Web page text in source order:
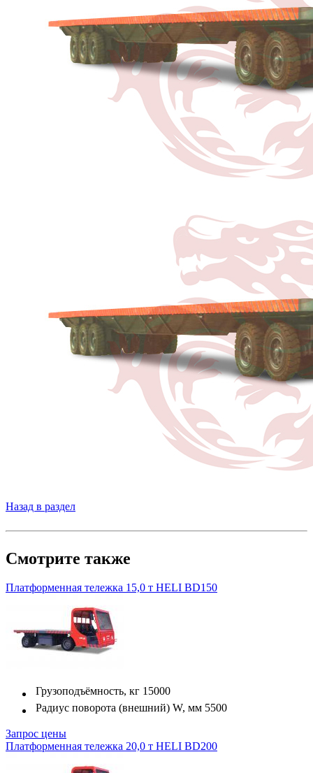
Назад в раздел
Смотрите также
Платформенная тележка 15,0 т HELI BD150
Грузоподъёмность, кг 15000
Радиус поворота (внешний) W, мм 5500
Запрос цены
Платформенная тележка 20,0 т HELI BD200